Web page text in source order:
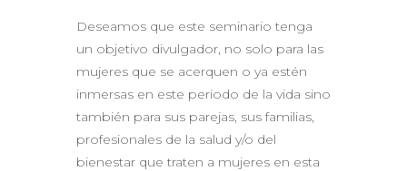
Deseamos que este seminario tenga
un objetivo divulgador, no solo para las
mujeres que se acerquen o ya estén
inmersas en este periodo de la vida sino
también para sus parejas, sus familias,
profesionales de la salud y/o del
bienestar que traten a mujeres en esta